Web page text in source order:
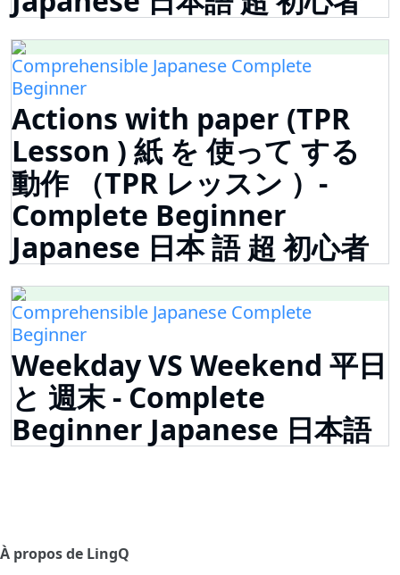
Comprehensible Japanese Complete
Beginner
Actions with paper (TPR
Lesson ) 紙 を 使って する
動作 （TPR レッスン ）-
Complete Beginner
Japanese 日本 語 超 初心者
Comprehensible Japanese Complete
Beginner
Weekday VS Weekend 平日
と 週末 - Complete
Beginner Japanese 日本語
À propos de LingQ